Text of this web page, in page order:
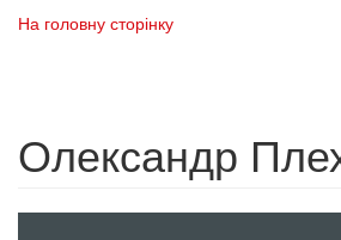
На головну сторінку
Олександр